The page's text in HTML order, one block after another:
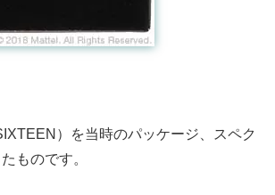
）を当時のパッケージ、スペク
ものです。